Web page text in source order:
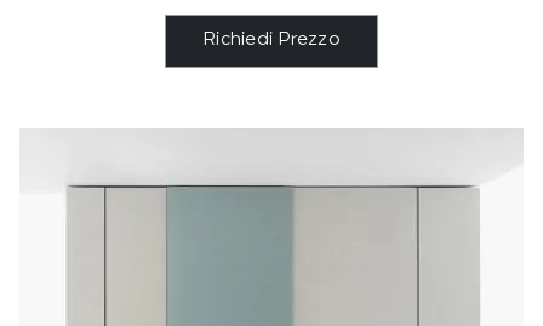
Richiedi Prezzo